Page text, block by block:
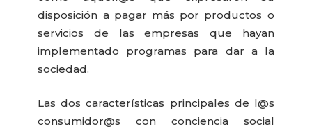
disposición a pagar más por productos o
servicios de las empresas que hayan
implementado programas para dar a la
sociedad.
Las dos características principales de l@s
consumidor@s con conciencia social